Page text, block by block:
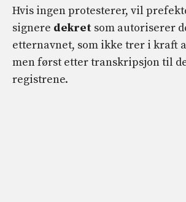
Hvis ingen protesterer, vil
signere dekret som autoriserer
etternavnet, som ikke trer i kraft
men først etter transkripsjon til
registrene.